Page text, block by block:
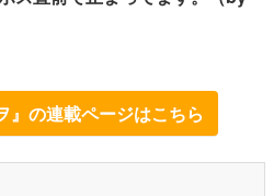
』の連載ページはこちら